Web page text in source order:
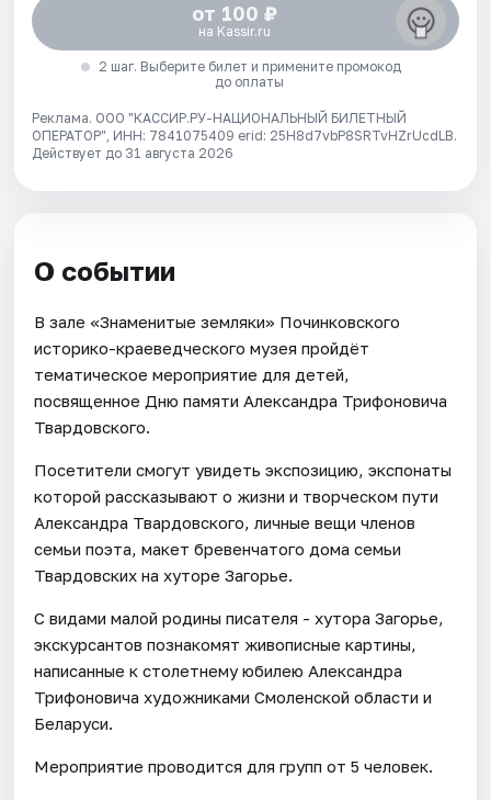
от 100 ₽
на Kassir.ru
2 шаг. Выберите билет и примените промокод
до оплаты
Реклама. ООО "КАССИР.РУ-НАЦИОНАЛЬНЫЙ БИЛЕТНЫЙ
ОПЕРАТОР", ИНН: 7841075409 erid: 25H8d7vbP8SRTvHZrUcdLB.
Действует до 31 августа 2026
О событии
В зале «Знаменитые земляки» Починковского
историко-краеведческого музея пройдёт
тематическое мероприятие для детей,
посвященное Дню памяти Александра Трифоновича
Твардовского.
Посетители смогут увидеть экспозицию, экспонаты
которой рассказывают о жизни и творческом пути
Александра Твардовского, личные вещи членов
семьи поэта, макет бревенчатого дома семьи
Твардовских на хуторе Загорье.
С видами малой родины писателя - хутора Загорье,
экскурсантов познакомят живописные картины,
написанные к столетнему юбилею Александра
Трифоновича художниками Смоленской области и
Беларуси.
Мероприятие проводится для групп от 5 человек.